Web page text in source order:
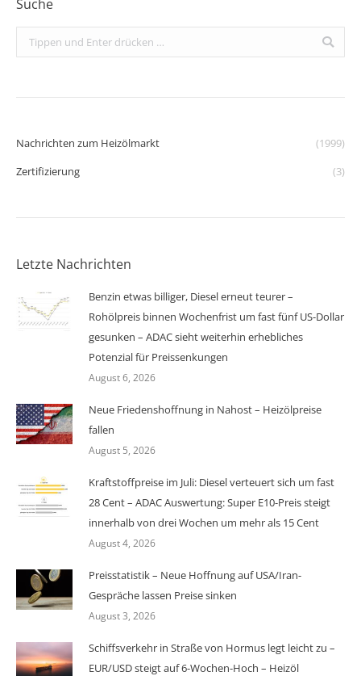
Suche
Search:
Nachrichten zum Heizölmarkt
(1999)
Zertifizierung
(3)
Letzte Nachrichten
Benzin etwas billiger, Diesel erneut teurer –
Rohölpreis binnen Wochenfrist um fast fünf US-Dollar
gesunken – ADAC sieht weiterhin erhebliches
Potenzial für Preissenkungen
August 6, 2026
Neue Friedenshoffnung in Nahost – Heizölpreise
fallen
August 5, 2026
Kraftstoffpreise im Juli: Diesel verteuert sich um fast
28 Cent – ADAC Auswertung: Super E10-Preis steigt
innerhalb von drei Wochen um mehr als 15 Cent
August 4, 2026
Preisstatistik – Neue Hoffnung auf USA/Iran-
Gespräche lassen Preise sinken
August 3, 2026
Schiffsverkehr in Straße von Hormus legt leicht zu –
EUR/USD steigt auf 6-Wochen-Hoch – Heizöl